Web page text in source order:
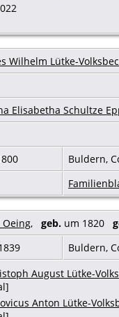
Wilhelm Lütke-
Elisabetha Schultze
Buldern,
, geb. um 1820
Buldern,
August Lütke-
Anton Lütke-